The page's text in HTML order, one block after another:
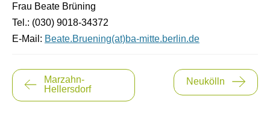
Frau Beate Brüning
Tel.: (030) 9018-34372
E-Mail: Beate.Bruening(at)ba-mitte.berlin.de
Beitragsnavigation
Marzahn-
Hellersdorf
Neukölln